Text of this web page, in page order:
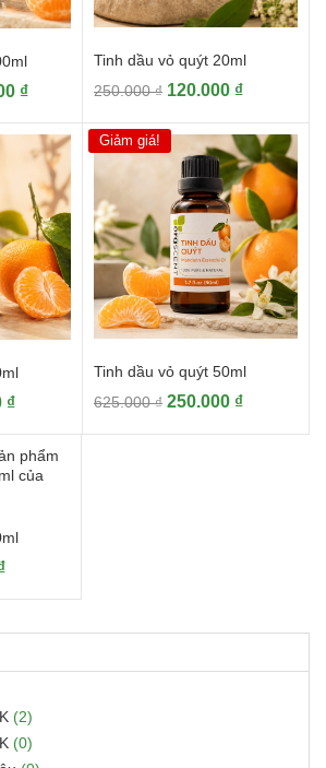
₫.
₫Giá
tại
là:
450.000 ₫.
Tinh dầu vỏ quýt 20ml
250.000₫ Giá
là:
250.000 ₫.
120.000 ₫Giá
tại
là:
120.000 ₫.
₫Giá
tại
là:
Giảm giá!
Tinh dầu vỏ quýt 50ml
625.000₫ Giá
250.000 ₫Giá
₫.
Giá
là:
(2)
(0)